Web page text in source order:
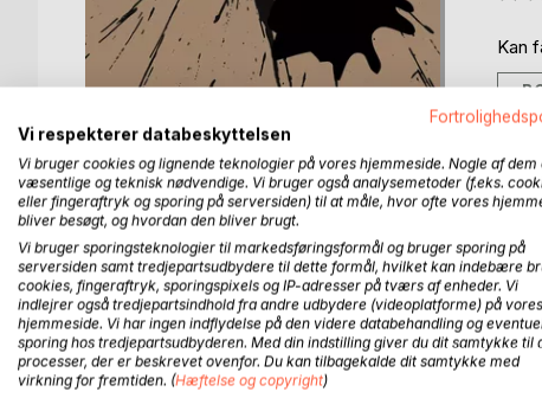
Kan
BESKRIVELSE
Smagsprøver på lidt af hvert. Der er vintervejr,
over Hamlet i Sleazytown i USA i 2035, efter at
Earl Windella og tog alle andre med sig faldet,
du selv læser dem.
FORFATTER PRESSEN
Vi respekterer databeskyttelsen
Vi bruger cookies og lignende teknologier på vores hjemmeside. Nogle af dem
væsentlige og teknisk nødvendige. Vi bruger også analysemetoder (f.eks.
eller fingeraftryk og sporing på serversiden) til at måle, hvor ofte vores
bliver besøgt, og hvordan den bliver brugt.
Vi bruger sporingsteknologier til markedsføringsformål og bruger sporing på
serversiden samt tredjepartsudbydere til dette formål, hvilket kan indebære
cookies, fingeraftryk, sporingspixels og IP-adresser på tværs af enheder. Vi
indlejrer også tredjepartsindhold fra andre udbydere (videoplatforme) på vores
hjemmeside. Vi har ingen indflydelse på den videre databehandling og
sporing hos tredjepartsudbyderen. Med din indstilling giver du dit samtykke til
processer, der er beskrevet ovenfor. Du kan tilbagekalde dit samtykke med
virkning for fremtiden. (Hæftelse og copyright)